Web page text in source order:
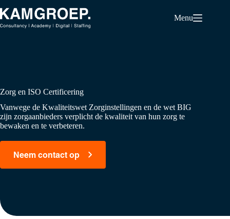
naar
de
Menu
Zorg en ISO Certificering
Vanwege de Kwaliteitswet Zorginstellingen en de wet BIG
zijn zorgaanbieders verplicht de kwaliteit van hun zorg te
bewaken en te verbeteren.
Neem contact op